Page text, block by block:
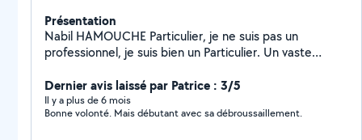
Présentation
Nabil HAMOUCHE Particulier, je ne suis pas un
professionnel, je suis bien un Particulier. Un vaste
bricolage, jardinage, Nettoyage extérieur des
véhicules, cours de la langue Arabe pour les débutants
intéressés, montage vidéo, photographe pour tout
Dernier avis laissé par Patrice : 3/5
Il y a plus de 6 mois
Bonne volonté. Mais débutant avec sa débroussaillement.